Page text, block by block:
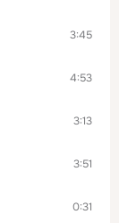
3:45
4:53
3:13
3:51
0:31